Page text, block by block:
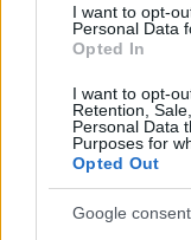
I want to opt-
Personal Data
Opted In
I want to opt-
Retention,
Personal Data
Purposes for
Opted Out
Google
történt a baleset
Már reggel nyár van,
készüljön, ha hétfőn
Hogyan került a
Odaúszott, majd a
továbbiakat